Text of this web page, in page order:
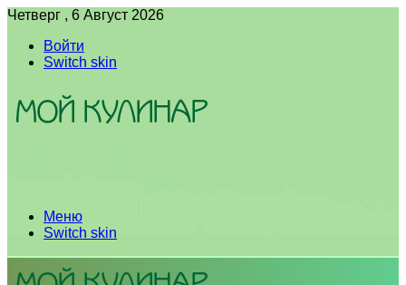
Четверг , 6 Август 2026
Войти
Switch skin
Меню
Switch skin